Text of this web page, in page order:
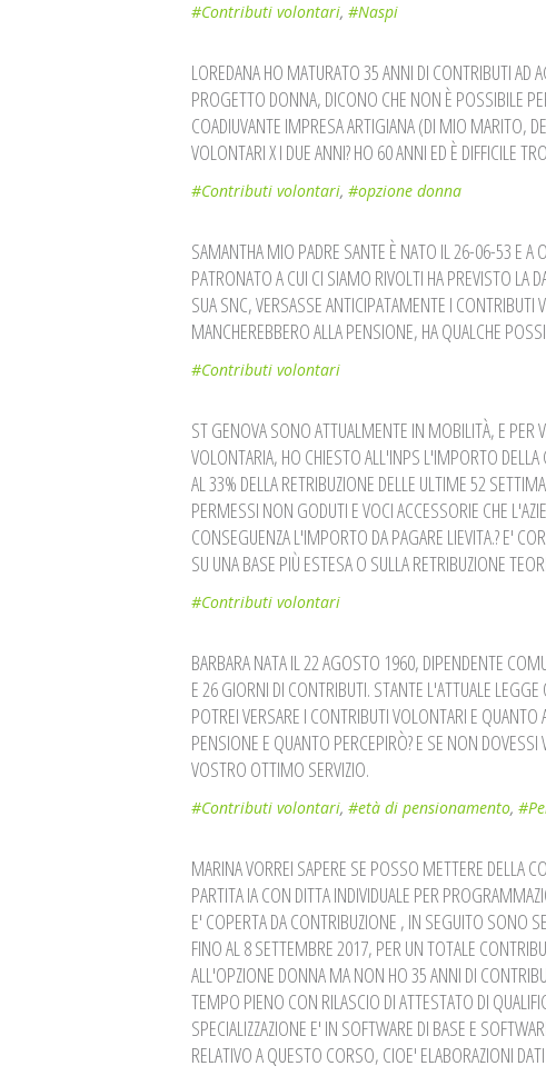
#Contributi volontari, #Naspi
LOREDANA HO MATURATO 35 ANNI DI CONTRIBUTI AD
PROGETTO DONNA, DICONO CHE NON È POSSIBILE
COADIUVANTE IMPRESA ARTIGIANA (DI MIO MARITO,
VOLONTARI X I DUE ANNI? HO 60 ANNI ED È DIFFICILE
#Contributi volontari, #opzione donna
SAMANTHA MIO PADRE SANTE È NATO IL 26-06-53 E
PATRONATO A CUI CI SIAMO RIVOLTI HA PREVISTO LA
SUA SNC, VERSASSE ANTICIPATAMENTE I
MANCHEREBBERO ALLA PENSIONE, HA QUALCHE
#Contributi volontari
ST GENOVA SONO ATTUALMENTE IN MOBILITÀ, E PER
VOLONTARIA, HO CHIESTO ALL'INPS L'IMPORTO DELLA
AL 33% DELLA RETRIBUZIONE DELLE ULTIME 52
PERMESSI NON GODUTI E VOCI ACCESSORIE CHE
CONSEGUENZA L'IMPORTO DA PAGARE LIEVITA.? E'
SU UNA BASE PIÙ ESTESA O SULLA RETRIBUZIONE
#Contributi volontari
BARBARA NATA IL 22 AGOSTO 1960, DIPENDENTE
E 26 GIORNI DI CONTRIBUTI. STANTE L'ATTUALE
POTREI VERSARE I CONTRIBUTI VOLONTARI E
PENSIONE E QUANTO PERCEPIRÒ? E SE NON
VOSTRO OTTIMO SERVIZIO.
#Contributi volontari, #età di pensionamento,
MARINA VORREI SAPERE SE POSSO METTERE DELLA
PARTITA IA CON DITTA INDIVIDUALE PER
E' COPERTA DA CONTRIBUZIONE , IN SEGUITO SONO
FINO AL 8 SETTEMBRE 2017, PER UN TOTALE
ALL'OPZIONE DONNA MA NON HO 35 ANNI DI
TEMPO PIENO CON RILASCIO DI ATTESTATO DI
SPECIALIZZAZIONE E' IN SOFTWARE DI BASE E
RELATIVO A QUESTO CORSO, CIOE' ELABORAZIONI